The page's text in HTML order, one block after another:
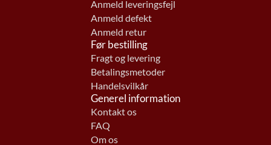
Anmeld leveringsfejl
Anmeld defekt
Anmeld retur
Før bestilling
Fragt og levering
Betalingsmetoder
Handelsvilkår
Generel information
Kontakt os
FAQ
Om os